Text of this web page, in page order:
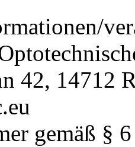
42, 14712
gemäß §